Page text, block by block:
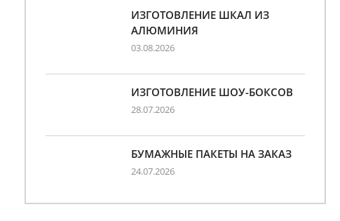
ИЗГОТОВЛЕНИЕ ШКАЛ ИЗ
АЛЮМИНИЯ
03.08.2026
ИЗГОТОВЛЕНИЕ ШОУ-БОКСОВ
28.07.2026
БУМАЖНЫЕ ПАКЕТЫ НА ЗАКАЗ
24.07.2026